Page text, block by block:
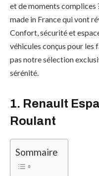
et de moments complices
made in France qui vont
Confort, sécurité et
véhicules conçus pour les
pas notre sélection
sérénité.
1. Renault
Roulant
Sommaire